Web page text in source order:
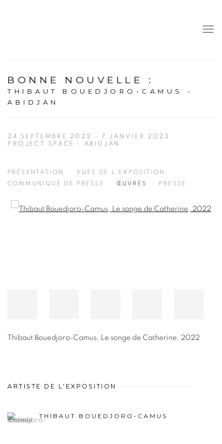
BONNE NOUVELLE :
THIBAUT BOUEDJORO-CAMUS -
ABIDJAN
24 SEPTEMBRE 2022 - 7 JANVIER 2023
PROJECT SPACE - ABIDJAN
PRÉSENTATION
VUES DE L'EXPOSITION
COMMUNIQUÉ DE PRESSE
ŒUVRES PRESSE
Open a larger version of the following image in a popup:
Thibaut Bouedjoro-Camus Le songe de Catherine 2022
ARTISTE DE L'EXPOSITION
THIBAUT BOUEDJORO-CAMUS